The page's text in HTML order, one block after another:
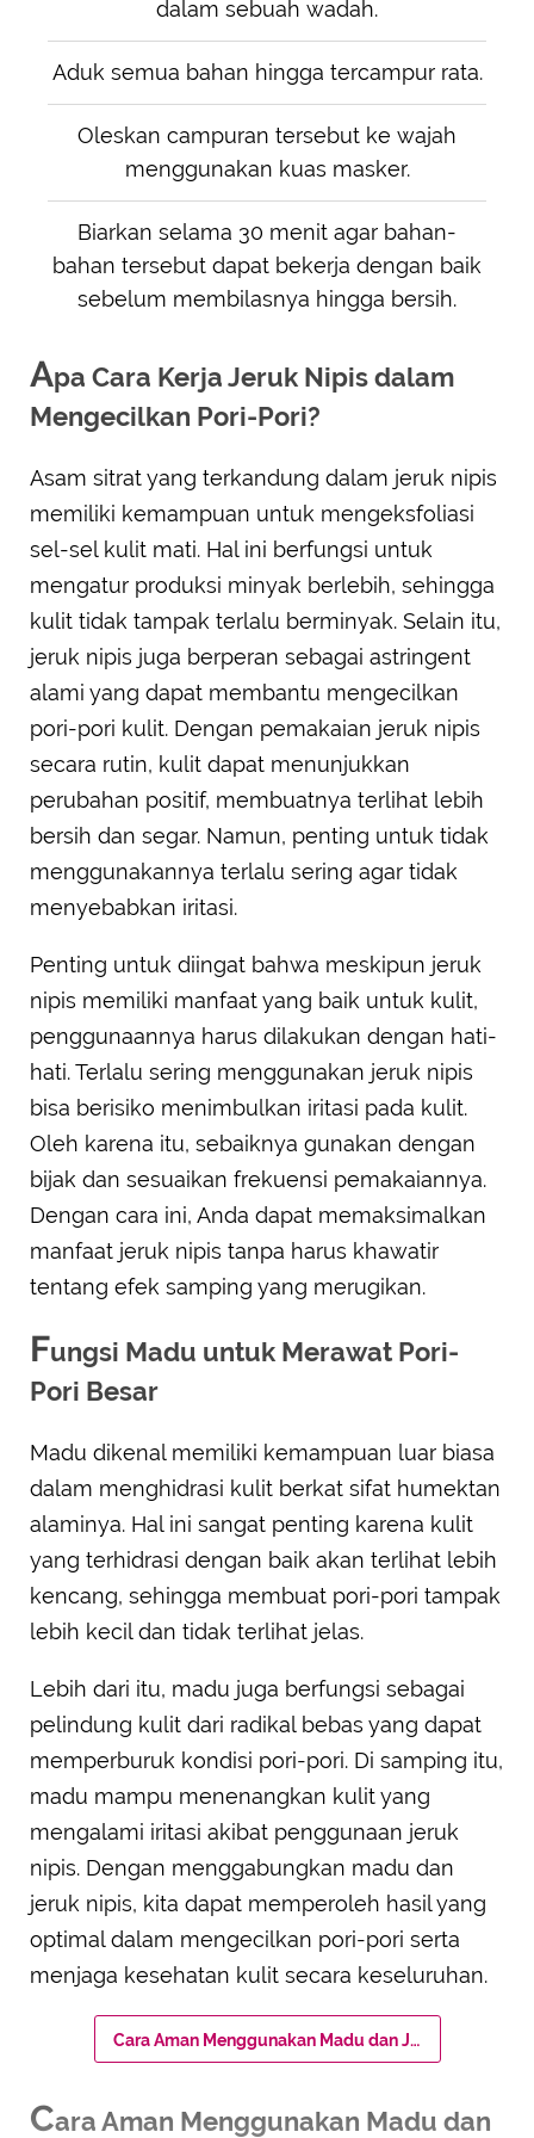
dalam sebuah wadah.
Aduk semua bahan hingga tercampur rata.
Oleskan campuran tersebut ke wajah
menggunakan kuas masker.
Biarkan selama 30 menit agar bahan-
bahan tersebut dapat bekerja dengan baik
sebelum membilasnya hingga bersih.
Apa Cara Kerja Jeruk Nipis dalam
Mengecilkan Pori-Pori?
Asam sitrat yang terkandung dalam jeruk nipis
memiliki kemampuan untuk mengeksfoliasi
sel-sel kulit mati. Hal ini berfungsi untuk
mengatur produksi minyak berlebih, sehingga
kulit tidak tampak terlalu berminyak. Selain itu,
jeruk nipis juga berperan sebagai astringent
alami yang dapat membantu mengecilkan
pori-pori kulit. Dengan pemakaian jeruk nipis
secara rutin, kulit dapat menunjukkan
perubahan positif, membuatnya terlihat lebih
bersih dan segar. Namun, penting untuk tidak
menggunakannya terlalu sering agar tidak
menyebabkan iritasi.
Penting untuk diingat bahwa meskipun jeruk
nipis memiliki manfaat yang baik untuk kulit,
penggunaannya harus dilakukan dengan hati-
hati. Terlalu sering menggunakan jeruk nipis
bisa berisiko menimbulkan iritasi pada kulit.
Oleh karena itu, sebaiknya gunakan dengan
bijak dan sesuaikan frekuensi pemakaiannya.
Dengan cara ini, Anda dapat memaksimalkan
manfaat jeruk nipis tanpa harus khawatir
tentang efek samping yang merugikan.
Fungsi Madu untuk Merawat Pori-
Pori Besar
Madu dikenal memiliki kemampuan luar biasa
dalam menghidrasi kulit berkat sifat humektan
alaminya. Hal ini sangat penting karena kulit
yang terhidrasi dengan baik akan terlihat lebih
kencang, sehingga membuat pori-pori tampak
lebih kecil dan tidak terlihat jelas.
Lebih dari itu, madu juga berfungsi sebagai
pelindung kulit dari radikal bebas yang dapat
memperburuk kondisi pori-pori. Di samping itu,
madu mampu menenangkan kulit yang
mengalami iritasi akibat penggunaan jeruk
nipis. Dengan menggabungkan madu dan
jeruk nipis, kita dapat memperoleh hasil yang
optimal dalam mengecilkan pori-pori serta
menjaga kesehatan kulit secara keseluruhan.
Cara Aman Menggunakan Madu dan Jeruk Nipis
Cara Aman Menggunakan Madu dan